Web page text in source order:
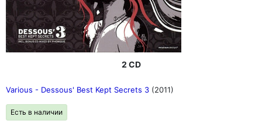
2 CD
Various - Dessous' Best Kept Secrets 3 (2011)
Есть в наличии